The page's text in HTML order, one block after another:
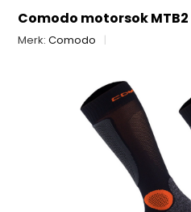
Comodo motorsok MTB2
Merk:Comodo